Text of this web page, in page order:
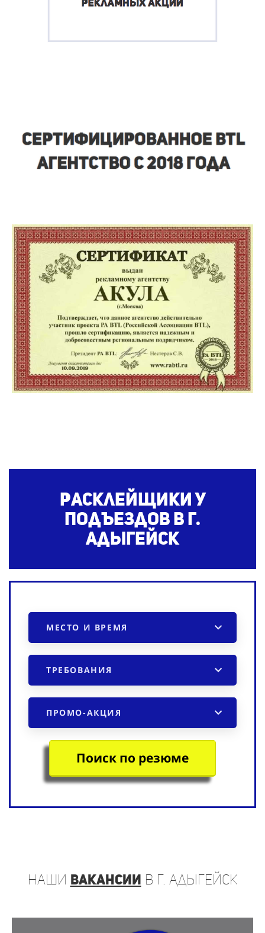
Расклейщики у
подъездовв г.
Адыгейск
МЕСТО И ВРЕМЯ
ТРЕБОВАНИЯ
ПРОМО-АКЦИЯ
Поиск по резюме
наши вакансии в г. Адыгейск